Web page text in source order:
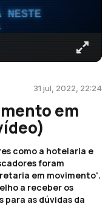
NESTE
31 jul, 2022, 22:24
em
como a hotelaria e
foram
em movimento'.
a receber os
as dúvidas da